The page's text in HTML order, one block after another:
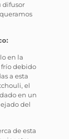
difusor
en la
frío debido
a esta
el
en un
del
de esta